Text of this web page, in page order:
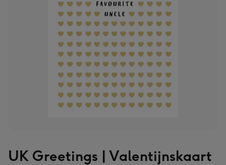
UK Greetings | Valentijnskaart